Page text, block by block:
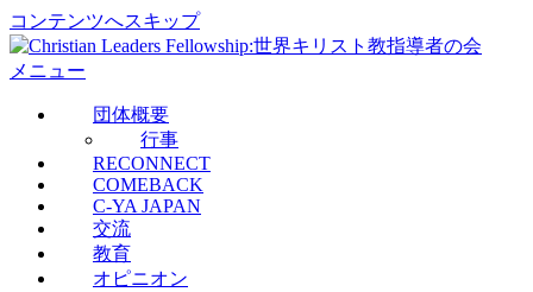
コンテンツへスキップ
メニュー
団体概要
行事
RECONNECT
COMEBACK
C-YA JAPAN
交流
教育
オピニオン